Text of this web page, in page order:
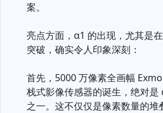
案。
亮点方面，α1 的出现，尤其是
突破，确实令人印象深刻：
首先，5000 万像素全画幅
栈式影像传感器的诞生，绝对是
之一。这不仅仅是像素数量的堆